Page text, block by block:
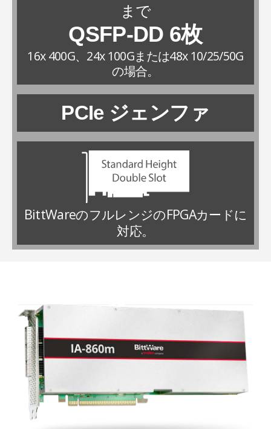
まで
QSFP-DD 6枚
16x 400G、24x 100Gまたは48x 10/25/50G
の場合。
PCIe ジェンファ
BittWareのフルレンジのFPGAカードに
対応。